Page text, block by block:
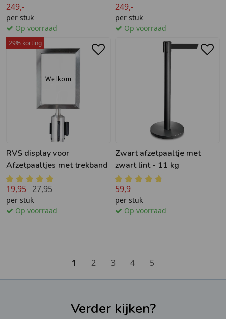
249,-
per stuk
Op voorraad
249,-
per stuk
Op voorraad
29% korting
RVS display voor
Afzetpaaltjes met trekband
19,95 27,95
per stuk
Op voorraad
Zwart afzetpaaltje met
zwart lint - 11 kg
59,9
per stuk
Op voorraad
1 2 3 4 5
Verder kijken?